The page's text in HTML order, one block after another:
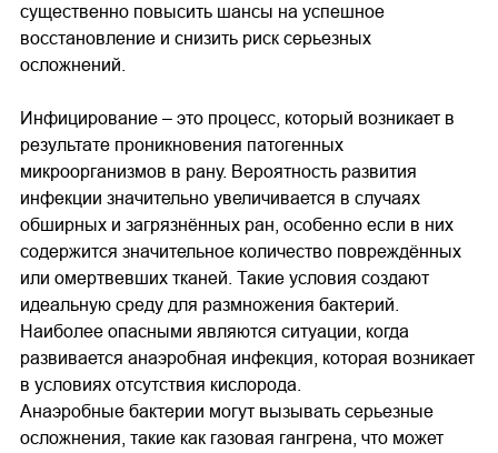
существенно повысить шансы на успешное
восстановление и снизить риск серьезных
осложнений.
Инфицирование – это процесс, который возникает в
результате проникновения патогенных
микроорганизмов в рану. Вероятность развития
инфекции значительно увеличивается в случаях
обширных и загрязнённых ран, особенно если в них
содержится значительное количество повреждённых
или омертвевших тканей. Такие условия создают
идеальную среду для размножения бактерий.
Наиболее опасными являются ситуации, когда
развивается анаэробная инфекция, которая возникает
в условиях отсутствия кислорода.
Анаэробные бактерии могут вызывать серьезные
осложнения, такие как газовая гангрена, что может